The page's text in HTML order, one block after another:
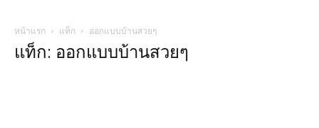
หน้าแรก แท็ก ออกแบบบ้านสวยๆ
แท็ก: ออกแบบบ้านสวยๆ